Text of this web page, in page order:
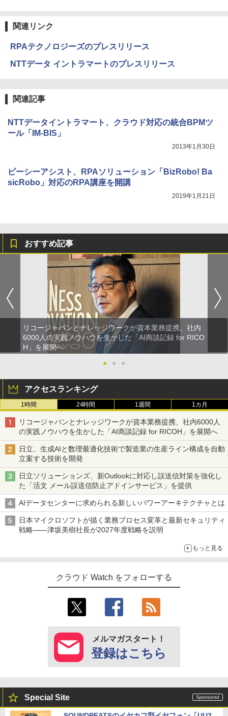
関連リンク
RPAテクノロジーズのプレスリリース
NTTデータ イントラマートのプレスリリース
関連記事
NTTデータイントラマート、クラウド対応の統合BPMツ
ール「IM-BIS」
2013年1月30日
ピーシーアシスト、RPAソリューション「BizRobo! Ba
sicRobo」対応のRPA講座を開講
2019年1月21日
おすすめ記事
リコージャパンとナレッジワークが資本業務提携、社内
6000人の実践ノウハウを生かした「AI商談記録 for RICO
H」を展開へ
●
● ●
アクセスランキング
1時間 24時間 1週間 1カ月
リコージャパンとナレッジワークが資本業務提携、社内6000人
の実践ノウハウを生かした「AI商談記録 for RICOH」を展開へ
日立、生成AIと数理最適化技術で製造業の生産ライン構成を自動
立案する技術を開発
日立ソリューションズ、新Outlookに対応し誤送信対策を強化し
た「活文 メール誤送信防止アドインサービス」を提供
AIデータセンターに求められる新しいパワーアーキテクチャとは
日本マイクロソフトが描く業務プロセス変革と最新セキュリティ
戦略――津坂美樹社長が2027年度戦略を説明
もっと見る
クラウド Watch をフォローする
メルマガスタート！
登録はこちら
Special Site